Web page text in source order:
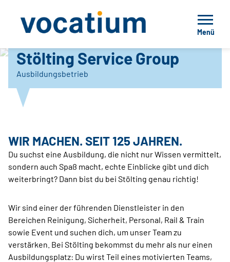
Menü
Stölting Service Group
Stölting Service Group
Ausbildungsbetrieb
WIR MACHEN. SEIT 125 JAHREN.
Du suchst eine Ausbildung, die nicht nur Wissen vermittelt,
sondern auch Spaß macht, echte Einblicke gibt und dich
weiterbringt? Dann bist du bei Stölting genau richtig!
Wir sind einer der führenden Dienstleister in den
Bereichen Reinigung, Sicherheit, Personal, Rail & Train
sowie Event und suchen dich, um unser Team zu
verstärken. Bei Stölting bekommst du mehr als nur einen
Ausbildungsplatz: Du wirst Teil eines motivierten Teams,